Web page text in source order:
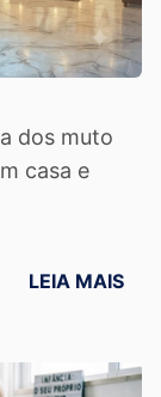
dos muto
casa e
LEIA MAIS